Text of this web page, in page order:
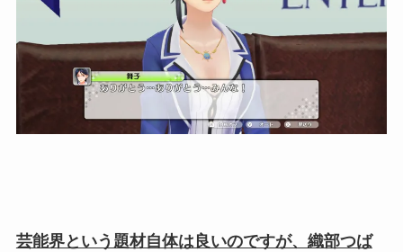
芸能界という題材自体は良いのですが、織部つば